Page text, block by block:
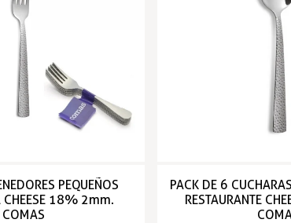
PEQUEÑOS
CHEESE 18% 2mm.
COMAS
PACK DE 6
RESTAURANTE